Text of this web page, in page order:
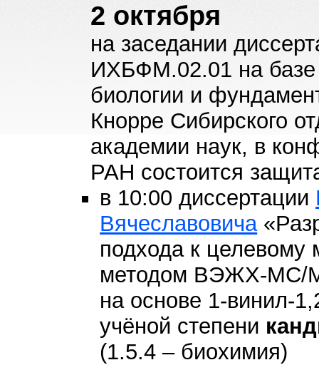
2 октября
на заседании
ИХБФМ.02.01 на базе
биологии и
Кнорре Сибирского
академии наук, в
РАН состоится
в 10:00 диссертации
Вячеславовича
подхода к целевому
методом ВЭЖХ-МС/
на основе 1-винил-
учёной степени
(1.5.4 – биохимия)